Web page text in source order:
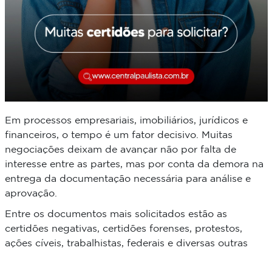
Em processos empresariais, imobiliários, jurídicos e
financeiros, o tempo é um fator decisivo. Muitas
negociações deixam de avançar não por falta de
interesse entre as partes, mas por conta da demora na
entrega da documentação necessária para análise e
aprovação.
Entre os documentos mais solicitados estão as
certidões negativas, certidões forenses, protestos,
ações cíveis, trabalhistas, federais e diversas outras